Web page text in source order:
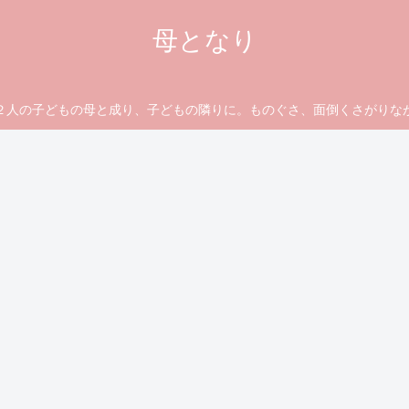
母となり
どもの母と成り、子どもの隣りに。ものぐさ、面倒くさがりなが